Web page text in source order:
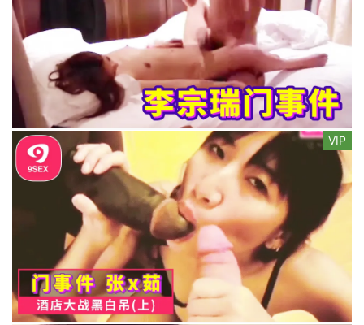
VIP